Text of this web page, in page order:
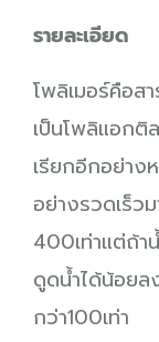
รายละเอียด
โพลิเมอร์คือส
เป็นโพลิแอกติ
เรียกอีกอย่าง
อย่างรวดเร็ว
400เท่าแต่ถ้า
ดูดน้ำได้น้อยล
กว่า100เท่า